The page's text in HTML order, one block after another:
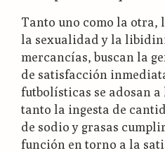
Tanto uno como la
la sexualidad y la
mercancías, buscan la
de satisfacción
futbolísticas se adosan
tanto la ingesta de
de sodio y grasas
función en torno a la